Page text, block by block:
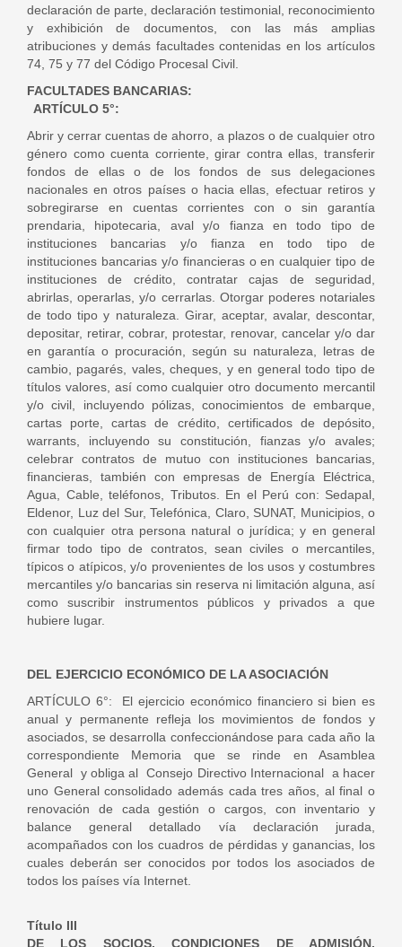
declaración de parte, declaración testimonial, reconocimiento
y exhibición de documentos, con las más amplias
atribuciones y demás facultades contenidas en los artículos
74, 75 y 77 del Código Procesal Civil.
FACULTADES BANCARIAS:
ARTÍCULO 5°:
Abrir y cerrar cuentas de ahorro, a plazos o de cualquier otro
género como cuenta corriente, girar contra ellas, transferir
fondos de ellas o de los fondos de sus delegaciones
nacionales en otros países o hacia ellas, efectuar retiros y
sobregirarse en cuentas corrientes con o sin garantía
prendaria, hipotecaria, aval y/o fianza en todo tipo de
instituciones bancarias y/o fianza en todo tipo de
instituciones bancarias y/o financieras o en cualquier tipo de
instituciones de crédito, contratar cajas de seguridad,
abrirlas, operarlas, y/o cerrarlas. Otorgar poderes notariales
de todo tipo y naturaleza. Girar, aceptar, avalar, descontar,
depositar, retirar, cobrar, protestar, renovar, cancelar y/o dar
en garantía o procuración, según su naturaleza, letras de
cambio, pagarés, vales, cheques, y en general todo tipo de
títulos valores, así como cualquier otro documento mercantil
y/o civil, incluyendo pólizas, conocimientos de embarque,
cartas porte, cartas de crédito, certificados de depósito,
warrants, incluyendo su constitución, fianzas y/o avales;
celebrar contratos de mutuo con instituciones bancarias,
financieras, también con empresas de Energía Eléctrica,
Agua, Cable, teléfonos, Tributos. En el Perú con: Sedapal,
Eldenor, Luz del Sur, Telefónica, Claro, SUNAT, Municipios, o
con cualquier otra persona natural o jurídica; y en general
firmar todo tipo de contratos, sean civiles o mercantiles,
típicos o atípicos, y/o provenientes de los usos y costumbres
mercantiles y/o bancarias sin reserva ni limitación alguna, así
como suscribir instrumentos públicos y privados a que
hubiere lugar.
DEL EJERCICIO ECONÓMICO DE LA ASOCIACIÓN
ARTÍCULO 6°: El ejercicio económico financiero si bien es
anual y permanente refleja los movimientos de fondos y
asociados, se desarrolla confeccionándose para cada año la
correspondiente Memoria que se rinde en Asamblea
General y obliga al Consejo Directivo Internacional a hacer
uno General consolidado además cada tres años, al final o
renovación de cada gestión o cargos, con inventario y
balance general detallado vía declaración jurada,
acompañados con los cuadros de pérdidas y ganancias, los
cuales deberán ser conocidos por todos los asociados de
todos los países vía Internet.
Título III
DE LOS SOCIOS. CONDICIONES DE ADMISIÓN.